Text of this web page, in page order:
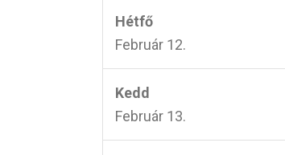
Hétfő
Február 12.
Kedd
Február 13.